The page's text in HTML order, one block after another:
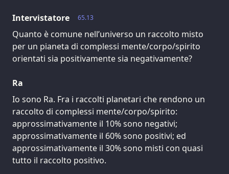
65.13
Intervistatore
Quanto è comune nell’universo un raccolto misto
per un pianeta di complessi mente/corpo/spirito
orientati sia positivamente sia negativamente?
Ra
Io sono Ra. Fra i raccolti planetari che rendono un
raccolto di complessi mente/corpo/spirito:
approssimativamente il 10% sono negativi;
approssimativamente il 60% sono positivi; ed
approssimativamente il 30% sono misti con quasi
tutto il raccolto positivo.